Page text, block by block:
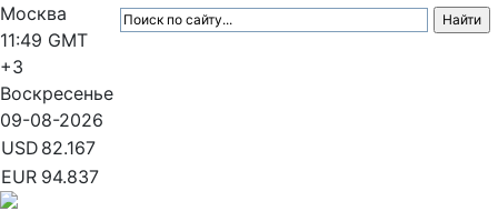
Москва
11:49 GMT
+3
Воскресенье
09-08-2026
USD 82.167
EUR 94.837